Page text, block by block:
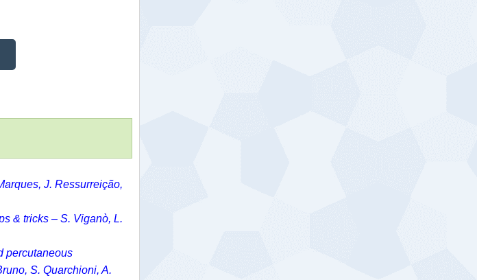
J. Ressurreição,
& tricks – S. Viganò, L.
percutaneous
S. Quarchioni, A.